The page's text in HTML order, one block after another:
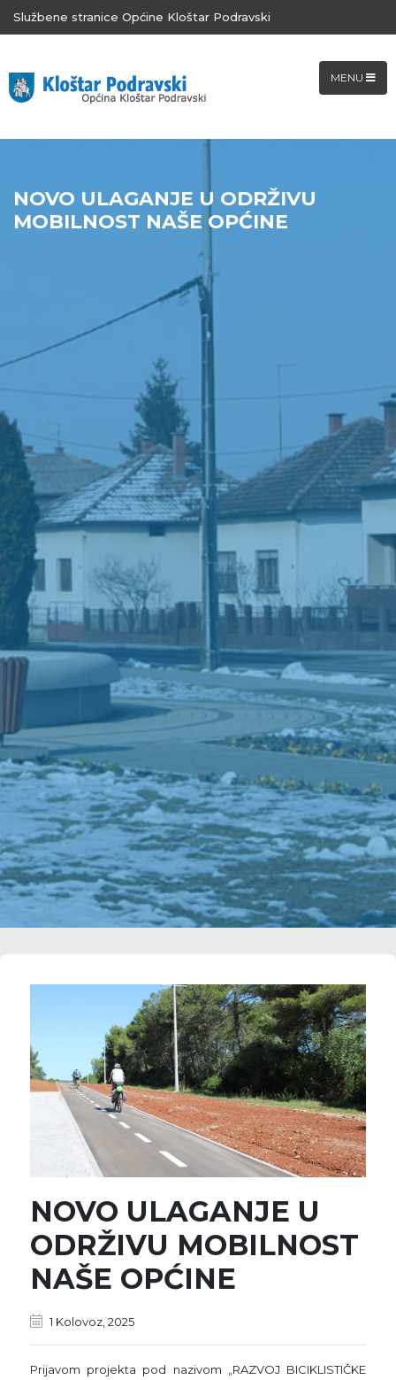
Službene stranice Općine Kloštar Podravski
MENU
NOVO ULAGANJE U ODRŽIVU
MOBILNOST NAŠE OPĆINE
NOVO ULAGANJE U
ODRŽIVU MOBILNOST
NAŠE OPĆINE
1 Kolovoz, 2025
Prijavom projekta pod nazivom „RAZVOJ BICIKLISTIČKE